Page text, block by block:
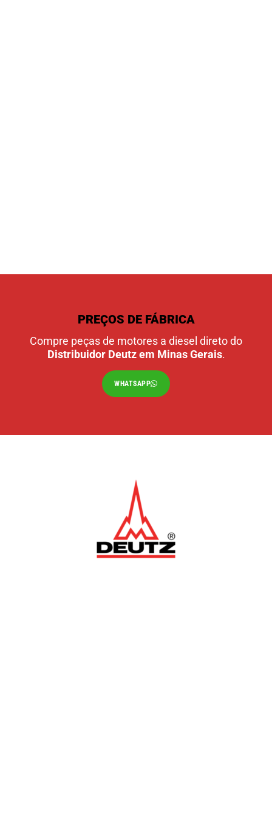
PREÇOS DE FÁBRICA
Compre peças de motores a diesel direto do
Distribuidor Deutz em Minas Gerais.
WHATSAPP